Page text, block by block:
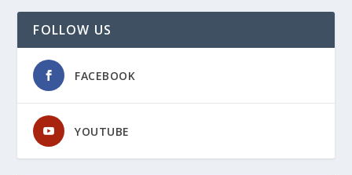
FOLLOW US
FACEBOOK
YOUTUBE